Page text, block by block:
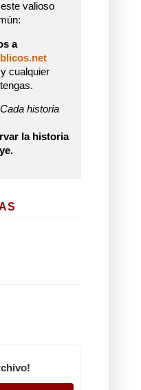
valioso
a
cualquier
historia
la historia